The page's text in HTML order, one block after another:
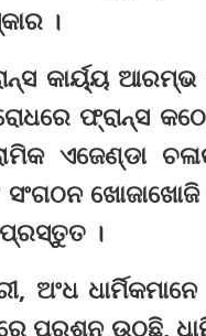
।
କାର୍ୟ୍ୟ
ଫ୍ରାନ୍ସ
ଏଜେଣ୍ଡା
ସଂଗଠନ
।
ପ୍ର‌ଶ୍ନ ଉଠୁଛି,